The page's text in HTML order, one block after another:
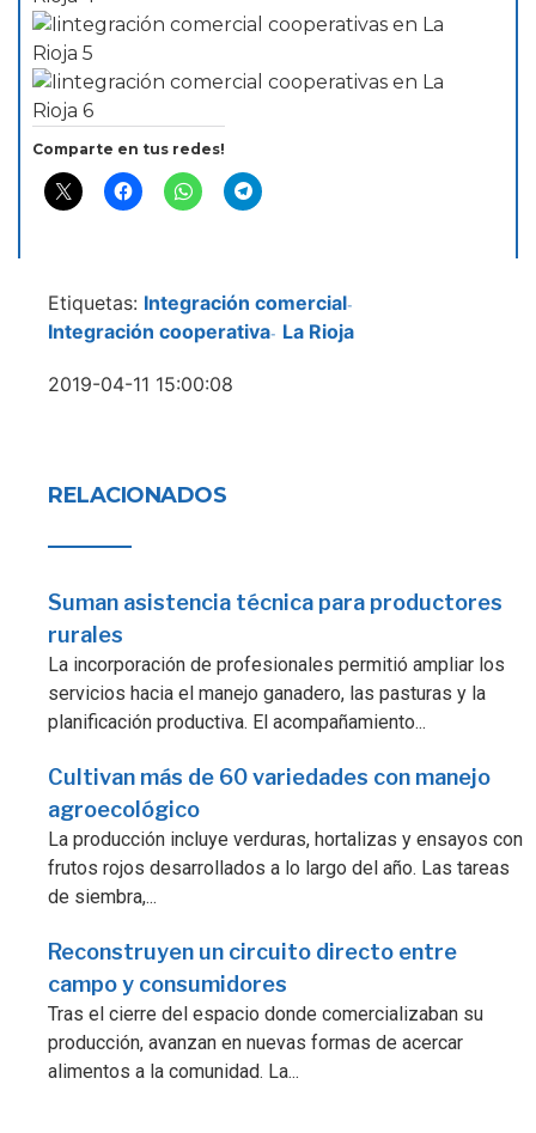
Comparte en tus redes!
Etiquetas: Integración comercial-
Integración cooperativa- La Rioja
2019-04-11 15:00:08
RELACIONADOS
Suman asistencia técnica para productores
rurales
La incorporación de profesionales permitió ampliar los
servicios hacia el manejo ganadero, las pasturas y la
planificación productiva. El acompañamiento...
Cultivan más de 60 variedades con manejo
agroecológico
La producción incluye verduras, hortalizas y ensayos con
frutos rojos desarrollados a lo largo del año. Las tareas
de siembra,...
Reconstruyen un circuito directo entre
campo y consumidores
Tras el cierre del espacio donde comercializaban su
producción, avanzan en nuevas formas de acercar
alimentos a la comunidad. La...